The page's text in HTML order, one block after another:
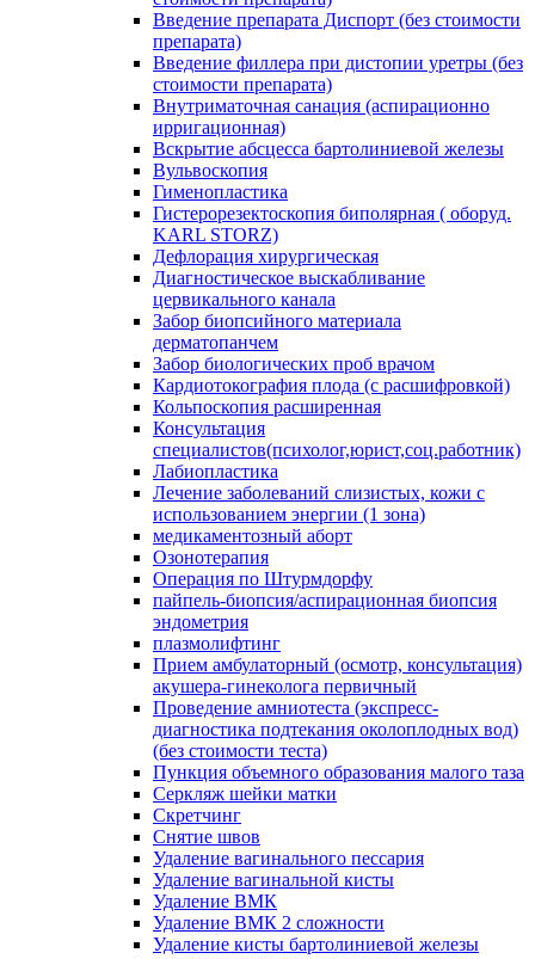
Введение препарата Диспорт (без стоимости
препарата)
Введение филлера при дистопии уретры (без
стоимости препарата)
Внутриматочная санация (аспирационно
ирригационная)
Вскрытие абсцесса бартолиниевой железы
Вульвоскопия
Гименопластика
Гистерорезектоскопия биполярная ( оборуд.
KARL STORZ)
Дефлорация хирургическая
Диагностическое выскабливание
цервикального канала
Забор биопсийного материала
дерматопанчем
Забор биологических проб врачом
Кардиотокография плода (с расшифровкой)
Кольпоскопия расширенная
Консультация
специалистов(психолог,юрист,соц.работник)
Лабиопластика
Лечение заболеваний слизистых, кожи с
использованием энергии (1 зона)
медикаментозный аборт
Озонотерапия
Операция по Штурмдорфу
пайпель-биопсия/аспирационная биопсия
эндометрия
плазмолифтинг
Прием амбулаторный (осмотр, консультация)
акушера-гинеколога первичный
Проведение амниотеста (экспресс-
диагностика подтекания околоплодных вод)
(без стоимости теста)
Пункция объемного образования малого таза
Серкляж шейки матки
Скретчинг
Снятие швов
Удаление вагинального пессария
Удаление вагинальной кисты
Удаление ВМК
Удаление ВМК 2 сложности
Удаление кисты бартолиниевой железы